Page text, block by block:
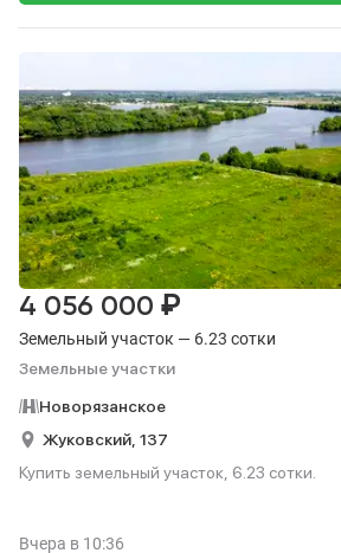
Земельный участок — 6.23 сотки
Земельные участки
4 056 000 ₽
Новорязанское
Жуковский, 137
Купить земельный участок, 6.23 сотки.
Вчера в 10:36